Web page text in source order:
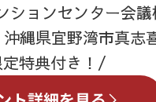
ションセンター会議
縄県宜野湾市真志
特典付き！/